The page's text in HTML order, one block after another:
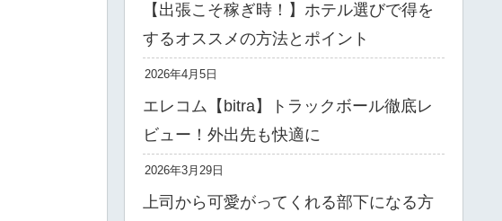
【出張こそ稼ぎ時！】ホテル選びで得を
するオススメの方法とポイント
2026年4月5日
エレコム【bitra】トラックボール徹底レ
ビュー！外出先も快適に
2026年3月29日
上司から可愛がってくれる部下になる方